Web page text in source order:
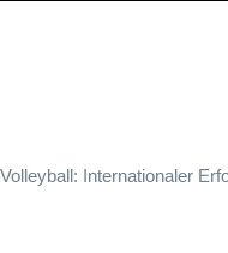
Volleyball: Internationaler